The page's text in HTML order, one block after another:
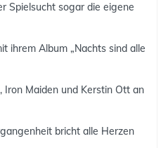
Spielsucht sogar die eigene
ihrem Album „Nachts sind alle
Maiden und Kerstin Ott an
bricht alle Herzen